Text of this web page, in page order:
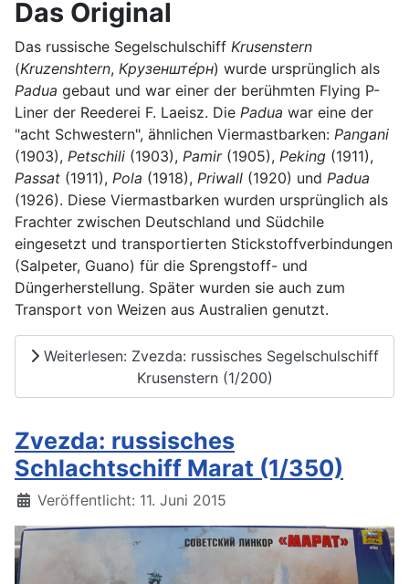
Das Original
Das russische Segelschulschiff Krusenstern
(Kruzenshtern, Крузенште́рн) wurde ursprünglich als
Padua gebaut und war einer der berühmten Flying P-
Liner der Reederei F. Laeisz. Die Padua war eine der
"acht Schwestern", ähnlichen Viermastbarken: Pangani
(1903), Petschili (1903), Pamir(1905), Peking (1911),
Passat (1911), Pola (1918), Priwall (1920) und Padua
(1926). Diese Viermastbarken wurden ursprünglich als
Frachter zwischen Deutschland und Südchile
eingesetzt und transportierten Stickstoffverbindungen
(Salpeter, Guano) für die Sprengstoff- und
Düngerherstellung. Später wurden sie auch zum
Transport von Weizen aus Australien genutzt.
Weiterlesen: Zvezda: russisches Segelschulschiff
Krusenstern (1/200)
Zvezda: russisches
Schlachtschiff Marat (1/350)
Details
Veröffentlicht: 11. Juni 2015